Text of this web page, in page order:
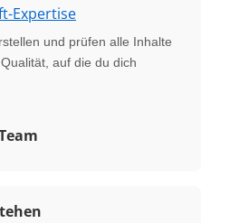
Expertise
und prüfen alle Inhalte
auf die du dich